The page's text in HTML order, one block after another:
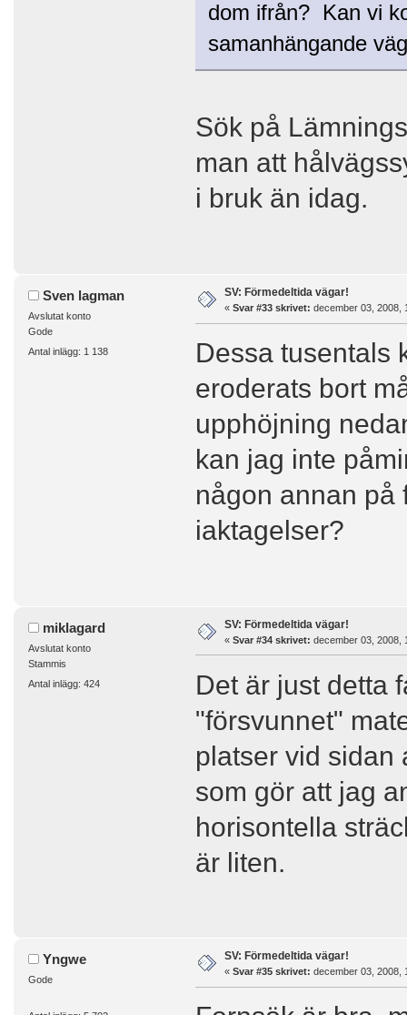
dom ifrån? Kan vi
samanhängande
Sök på
man att
i bruk än idag.
Sven lagman
Avslutat konto
Gode
Antal inlägg: 1 138
SV: Förmedeltida vägar!
« Svar #33 skrivet: december 03, 2008,
Dessa tusentals
eroderats bort
upphöjning
kan jag inte
någon annan på
iaktagelser?
miklagard
Avslutat konto
Stammis
Antal inlägg: 424
SV: Förmedeltida vägar!
« Svar #34 skrivet: december 03, 2008,
Det är just detta
"försvunnet"
platser vid sidan
som gör att jag
horisontella
är liten.
Yngwe
Gode
SV: Förmedeltida vägar!
« Svar #35 skrivet: december 03, 2008,